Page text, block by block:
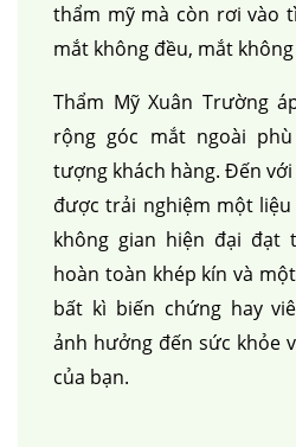
thẩm mỹ mà còn rơi vào
mắt không đều, mắt
Thẩm Mỹ Xuân Trường
rộng góc mắt ngoài
tượng khách hàng. Đến
được trải nghiệm một
không gian hiện đại đạt
hoàn toàn khép kín và
bất kì biến chứng hay
ảnh hưởng đến sức khỏe
của bạn.